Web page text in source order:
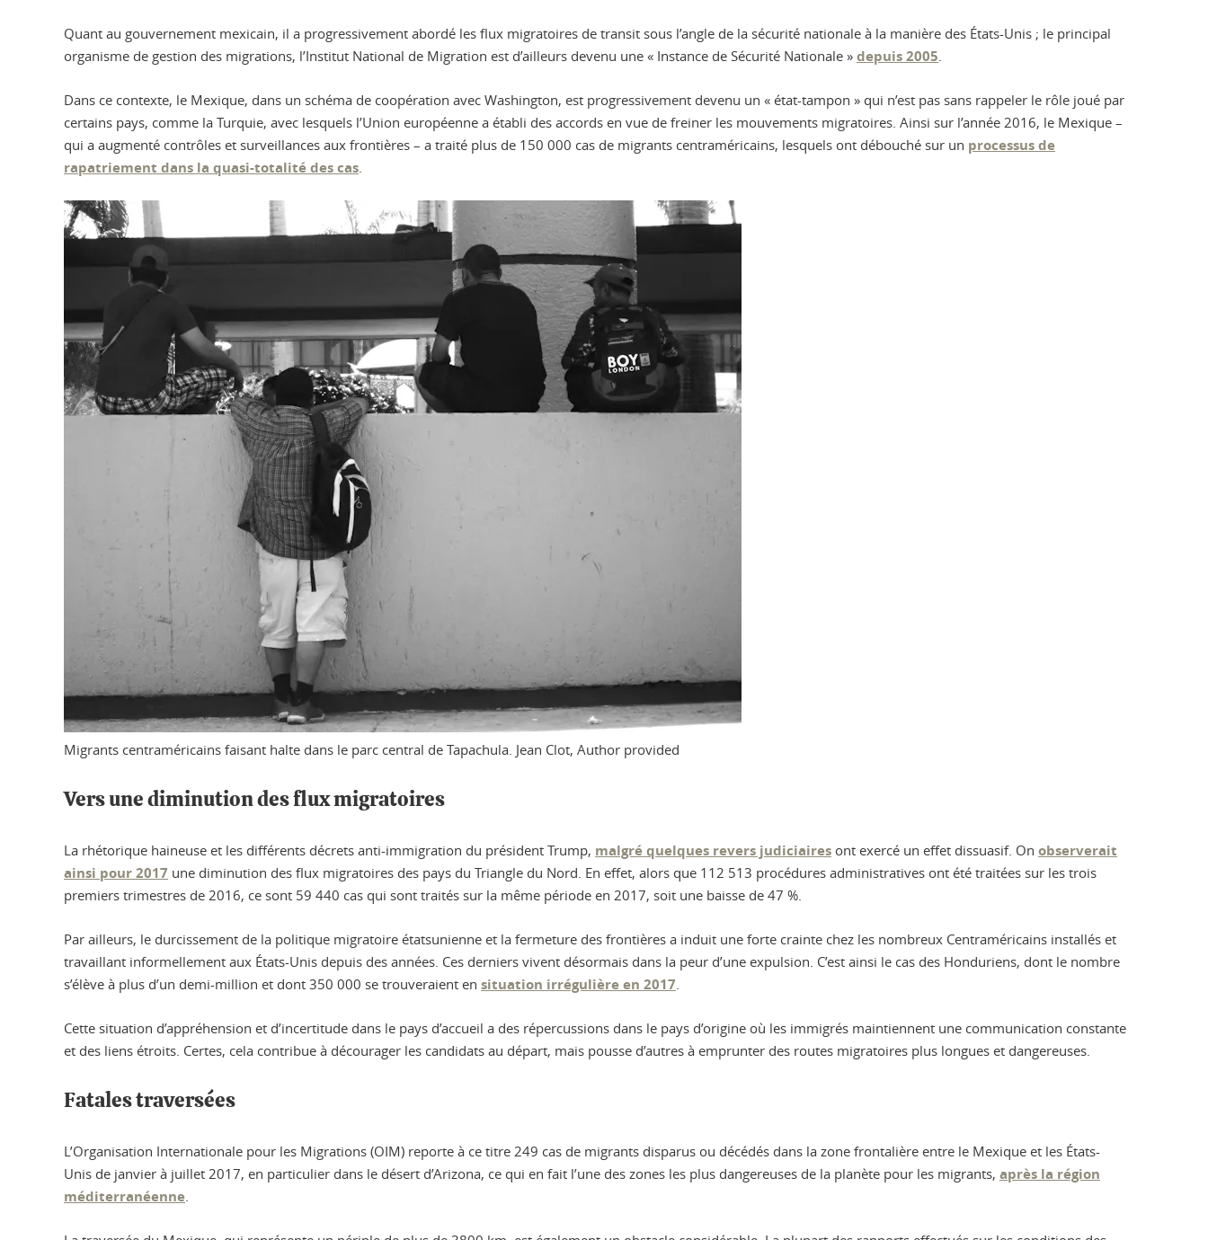
Quant au gouvernement mexicain, il a progressivement abordé les flux migratoires de transit sous l’angle de la sécurité nationale à la manière des États-Unis ; le principal
organisme de gestion des migrations, l’Institut National de Migration est d’ailleurs devenu une « Instance de Sécurité Nationale » depuis 2005.
Dans ce contexte, le Mexique, dans un schéma de coopération avec Washington, est progressivement devenu un « état-tampon » qui n’est pas sans rappeler le rôle joué par
certains pays, comme la Turquie, avec lesquels l’Union européenne a établi des accords en vue de freiner les mouvements migratoires. Ainsi sur l’année 2016, le Mexique –
qui a augmenté contrôles et surveillances aux frontières – a traité plus de 150 000 cas de migrants centraméricains, lesquels ont débouché sur un processus de
rapatriement dans la quasi-totalité des cas.
Migrants centraméricains faisant halte dans le parc central de Tapachula. Jean Clot, Author provided
Vers une diminution des flux migratoires
La rhétorique haineuse et les différents décrets anti-immigration du président Trump, malgré quelques revers judiciaires ont exercé un effet dissuasif. On observerait
ainsi pour 2017 une diminution des flux migratoires des pays du Triangle du Nord. En effet, alors que 112 513 procédures administratives ont été traitées sur les trois
premiers trimestres de 2016, ce sont 59 440 cas qui sont traités sur la même période en 2017, soit une baisse de 47 %.
Par ailleurs, le durcissement de la politique migratoire étatsunienne et la fermeture des frontières a induit une forte crainte chez les nombreux Centraméricains installés et
travaillant informellement aux États-Unis depuis des années. Ces derniers vivent désormais dans la peur d’une expulsion. C’est ainsi le cas des Honduriens, dont le nombre
s’élève à plus d’un demi-million et dont 350 000 se trouveraient en situation irrégulière en 2017.
Cette situation d’appréhension et d’incertitude dans le pays d’accueil a des répercussions dans le pays d’origine où les immigrés maintiennent une communication constante
et des liens étroits. Certes, cela contribue à décourager les candidats au départ, mais pousse d’autres à emprunter des routes migratoires plus longues et dangereuses.
Fatales traversées
L’Organisation Internationale pour les Migrations (OIM) reporte à ce titre 249 cas de migrants disparus ou décédés dans la zone frontalière entre le Mexique et les États-
Unis de janvier à juillet 2017, en particulier dans le désert d’Arizona, ce qui en fait l’une des zones les plus dangereuses de la planète pour les migrants, après la région
méditerranéenne.